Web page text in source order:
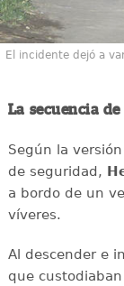
El incidente dejó a
La secuencia
Según la
de seguridad,
a bordo de un
víveres.
Al descender e
que